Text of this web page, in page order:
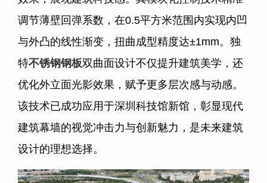
调节薄壁回弹系数，在0.5平方米范围内实现内凹
与外凸的线性渐变，扭曲成型精度达±1mm。独
特不锈钢钢板双曲面设计不仅提升建筑美学，还
优化外立面光影效果，赋予更多层次感与动感。
该技术已成功应用于深圳科技馆新馆，彰显现代
建筑幕墙的视觉冲击力与创新魅力，是未来建筑
设计的理想选择。